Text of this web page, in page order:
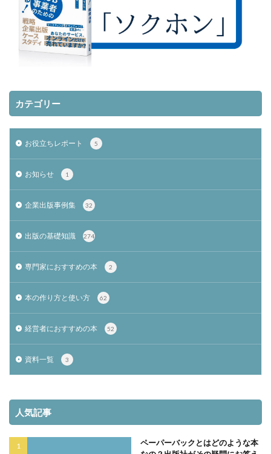
カテゴリー
お役立ちレポート 5
お知らせ 1
企業出版事例集 32
出版の基礎知識 274
専門家におすすめの本 2
本の作り方と使い方 62
経営者におすすめの本 52
資料一覧 3
人気記事
ペーパーバックとはどのような本